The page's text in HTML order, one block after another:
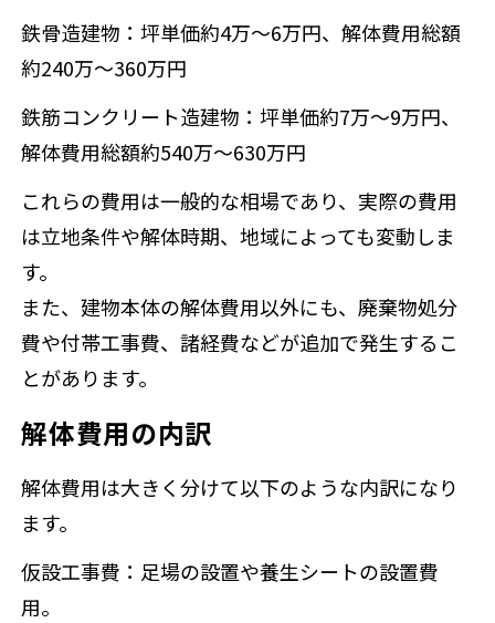
鉄骨造建物：坪単価約4万～6万円、解体費用総額
約240万～360万円
鉄筋コンクリート造建物：坪単価約7万～9万円、
解体費用総額約540万～630万円
これらの費用は一般的な相場であり、実際の費用
は立地条件や解体時期、地域によっても変動しま
す。
また、建物本体の解体費用以外にも、廃棄物処分
費や付帯工事費、諸経費などが追加で発生するこ
とがあります。
解体費用の内訳
解体費用は大きく分けて以下のような内訳になり
ます。
仮設工事費：足場の設置や養生シートの設置費
用。